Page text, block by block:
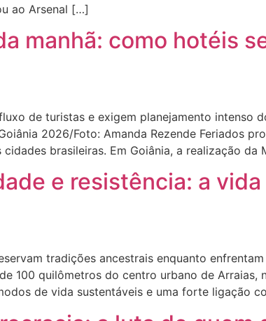
ao Arsenal […]
manhã: como hotéis
de turistas e exigem planejamento intenso
2026/Foto: Amanda Rezende Feriados
brasileiras. Em Goiânia, a realização
e resistência: a
tradições ancestrais enquanto
100 quilômetros do centro urbano de
de vida sustentáveis e uma forte ligação